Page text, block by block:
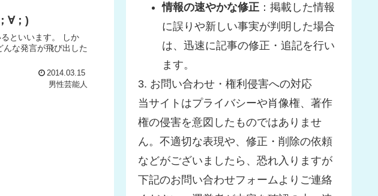
∀；)
といいます。 しか
な発言が飛び出した
2014.03.15
男性芸能人
情報の速やかな修正 ：掲載した情報
に誤りや新しい事実が判明した場合
は、迅速に記事の修正・追記を行い
ます。
3. お問い合わせ・権利侵害への対応
当サイトはプライバシーや肖像権、著作
権の侵害を意図したものではありませ
ん。不適切な表現や、修正・削除の依頼
などがございましたら、恐れ入りますが
下記のお問い合わせフォームよりご連絡